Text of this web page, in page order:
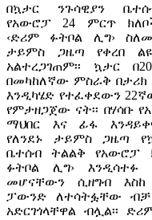
በኳታር ንጉሳዊያን
የአውሮፓ 24 ምርጥ
‹ድሪም ፉትቦል ሊግ›
ታይምስ ጋዜጣ የቀረበ
አልተረጋገጠም፡፡ ኳታር
በመካከለኛው ምስራቅ
እንዲካሄድ የተፈቀደውን
የምታዘጋጀው ናት፡፡ በሃሳቡ
ማህበር እና ፊፋ
የለንደኑ ታይምስ ጋዜጣ
ቤተሰብ ትልልቅ የአውሮፓ
ፉትቦል ሊግ› እንዲሳተፉ
መሆናቸውን ሲዘግብ
ፓውንድ ለተሳትፏቸው
አድርገጎላቸዋል ብሏል፡፡